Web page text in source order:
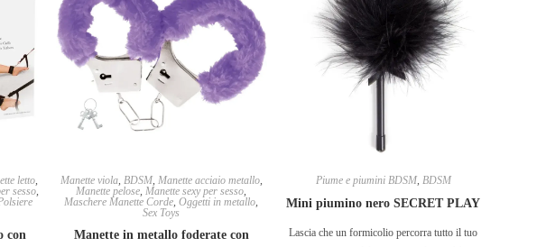
letto,
sesso,
con
Manette viola, BDSM, Manette acciaio metallo,
Manette pelose,Manette sexy per sesso,
Maschere Manette Corde,Oggetti in metallo,
Sex Toys
Manette in metallo foderate con
Piume e piumini BDSM, BDSM
Mini piumino nero SECRET PLAY
Lascia che un formicolio percorra tutto il tuo